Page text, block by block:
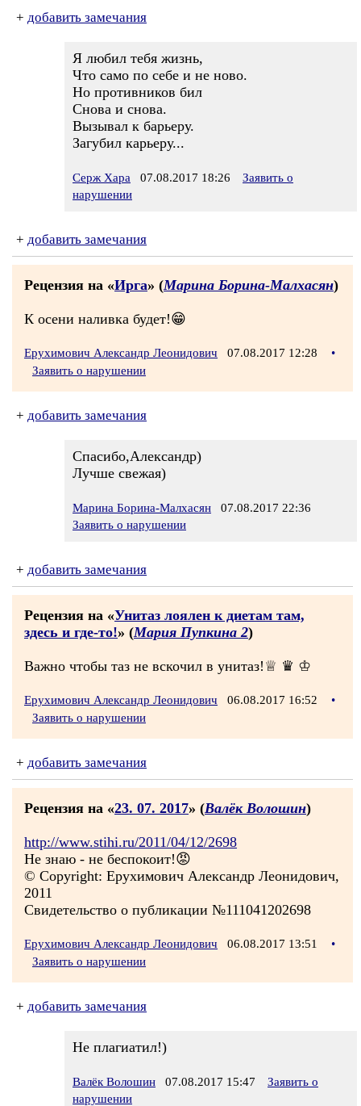
+ добавить замечания
Я любил тебя жизнь,
Что само по себе и не ново.
Но противников бил
Снова и снова.
Вызывал к барьеру.
Загубил карьеру...
Серж Хара 07.08.2017 18:26
Заявить о
нарушении
+ добавить замечания
Рецензия на «Ирга» (Марина Борина-Малхасян)
К осени наливка будет!😁
Ерухимович Александр Леонидович 07.08.2017 12:28
•
Заявить о нарушении
+ добавить замечания
Спасибо,Александр)
Лучше свежая)
Марина Борина-Малхасян 07.08.2017 22:36
Заявить о нарушении
+ добавить замечания
Рецензия на «Унитаз лоялен к диетам там,
здесь и где-то!» (Мария Пупкина 2)
Важно чтобы таз не вскочил в унитаз!♕ ♛ ♔
Ерухимович Александр Леонидович 06.08.2017 16:52
•
Заявить о нарушении
+ добавить замечания
Рецензия на «23. 07. 2017» (Валёк Волошин)
http://www.stihi.ru/2011/04/12/2698
Не знаю - не беспокоит!😡
© Copyright: Ерухимович Александр Леонидович,
2011
Свидетельство о публикации №111041202698
Ерухимович Александр Леонидович 06.08.2017 13:51
•
Заявить о нарушении
+ добавить замечания
Не плагиатил!)
Валёк Волошин 07.08.2017 15:47
Заявить о
нарушении